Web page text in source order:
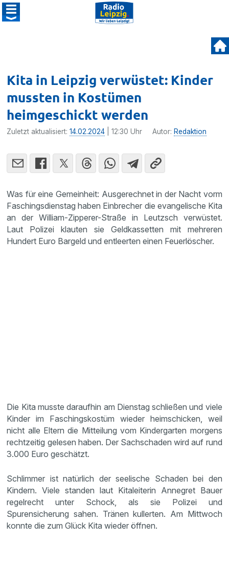
Kita in Leipzig verwüstet: Kinder
mussten in Kostümen
heimgeschickt werden
Zuletzt aktualisiert:14.02.2024 | 12:30 Uhr Autor: Redaktion
Was für eine Gemeinheit: Ausgerechnet in der Nacht vorm
Faschingsdienstag haben Einbrecher die evangelische Kita
an der William-Zipperer-Straße in Leutzsch verwüstet.
Laut Polizei klauten sie Geldkassetten mit mehreren
Hundert Euro Bargeld und entleerten einen Feuerlöscher.
Die Kita musste daraufhin am Dienstag schließen und viele
Kinder im Faschingskostüm wieder heimschicken, weil
nicht alle Eltern die Mitteilung vom Kindergarten morgens
rechtzeitig gelesen haben. Der Sachschaden wird auf rund
3.000 Euro geschätzt.
Schlimmer ist natürlich der seelische Schaden bei den
Kindern. Viele standen laut Kitaleiterin Annegret Bauer
regelrecht unter Schock, als sie Polizei und
Spurensicherung sahen. Tränen kullerten. Am Mittwoch
konnte die zum Glück Kita wieder öffnen.